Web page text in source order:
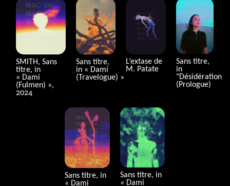
SMITH, Sans
titre, in
« Dami
(Fulmen) »,
2024
Sans titre,
in « Dami
(Travelogue) »
L’extase de
M. Patate
Sans titre,
in
"Désidération
(Prologue)
Sans titre, in
« Dami
Sans titre, in
« Dami